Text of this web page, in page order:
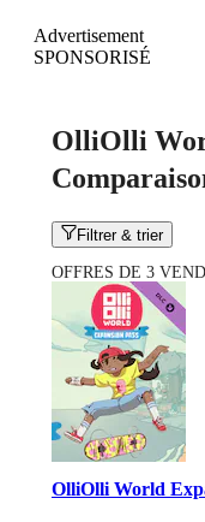
Advertisement
SPONSORISÉ
OlliOlli
Filtrer & trier
OFFRES DE 3
OlliOlli World